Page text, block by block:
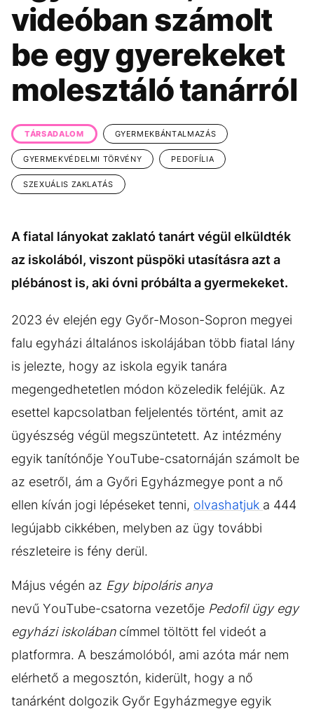
KÖZÉLET UTAZÁS
ÉLETMÓD DESIGN
BESZÉLGETÉSEK ARCOK
VIDEÓ TÖRTÉNETEK
videóban számolt
be egy gyerekeket
molesztáló tanárról
TÁRSADALOM GYERMEKBÁNTALMAZÁS
GYERMEKVÉDELMI TÖRVÉNY PEDOFÍLIA
SZEXUÁLIS ZAKLATÁS
A fiatal lányokat zaklató tanárt végül elküldték
az iskolából, viszont püspöki utasításra azt a
plébánost is, aki óvni próbálta a gyermekeket.
2023 év elején egy Győr-Moson-Sopron megyei
falu egyházi általános iskolájában több fiatal lány
is jelezte, hogy az iskola egyik tanára
megengedhetetlen módon közeledik feléjük. Az
esettel kapcsolatban feljelentés történt, amit az
ügyészség végül megszüntetett. Az intézmény
egyik tanítónője YouTube-csatornáján számolt be
az esetről, ám a Győri Egyházmegye pont a nő
ellen kíván jogi lépéseket tenni, olvashatjuk a 444
legújabb cikkében, melyben az ügy további
részleteire is fény derül.
Május végén az Egy bipoláris anya
nevű YouTube-csatorna vezetője Pedofil ügy egy
egyházi iskolábancímmel töltött fel videót a
platformra. A beszámolóból, ami azóta már nem
elérhető a megosztón, kiderült, hogy a nő
tanárként dolgozik Győr Egyházmegye egyik